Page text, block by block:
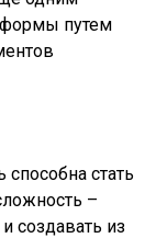
формы путем
стать
–
создавать из